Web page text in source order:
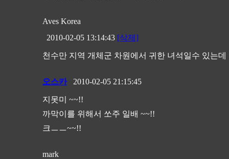
Aves Korea
2010-02-05 13:14:43 [삭제]
천수만 지역 개체군 차원에서 귀한 녀석일수 있는
오스카 2010-02-05 21:15:45
지못미 ~~!!
까막이를 위해서 쏘주 일배 ~~!!
크ㅡㅡ~~!!
mark